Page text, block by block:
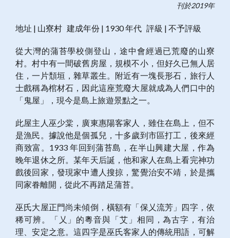
刊於2019年
地址 | 山寮村 建成年份 | 1930 年代 評級 | 不予評級
從大灣的蒲苔學校側登山，途中會經過已荒廢的山寮
村。村中有一間破舊房屋，規模不小，但好久已無人居
住，一片頹垣，雜草叢生。附近有一塊長形石，旅行人
士戲稱為棺材石，因此這座荒廢大屋就成為人們口中的
「鬼屋」，現今是島上旅遊景點之一。
此屋主人巫少棠，廣東惠陽客家人，雖住在島上，但不
是漁民。據說他是個孤兒，十多歲到市區打工，後來經
商致富。1933 年回到蒲苔島，在半山興建大屋，作為
晚年退休之所。某年天后誕，他和家人在島上看完神功
戲後回家，發現家中遭人搜掠，驚覺治安不靖，於是攜
同家眷離開，從此不再踏足蒲苔。
巫氏大屋正門尚未傾倒，橫額有「保乂流芳」四字，依
稀可辨。「乂」的粵音與「艾」相同，為古字，有治
理、安定之意。這四字是巫氏客家人的傳統用語，可解